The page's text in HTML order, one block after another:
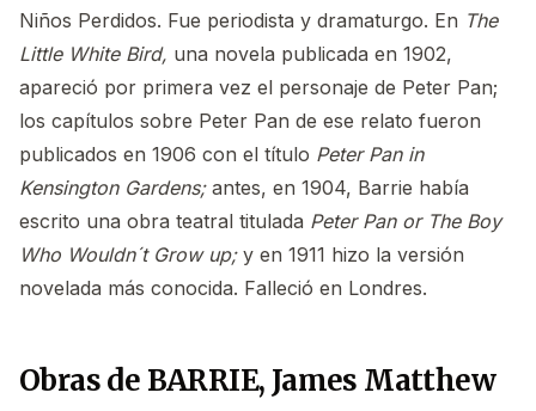
Niños Perdidos. Fue periodista y dramaturgo. En The
Little White Bird, una novela publicada en 1902,
apareció por primera vez el personaje de Peter Pan;
los capítulos sobre Peter Pan de ese relato fueron
publicados en 1906 con el título Peter Pan in
Kensington Gardens;antes, en 1904, Barrie había
escrito una obra teatral titulada Peter Pan or The Boy
Who Wouldn´t Grow up;y en 1911 hizo la versión
novelada más conocida. Falleció en Londres.
Obras de BARRIE, James Matthew